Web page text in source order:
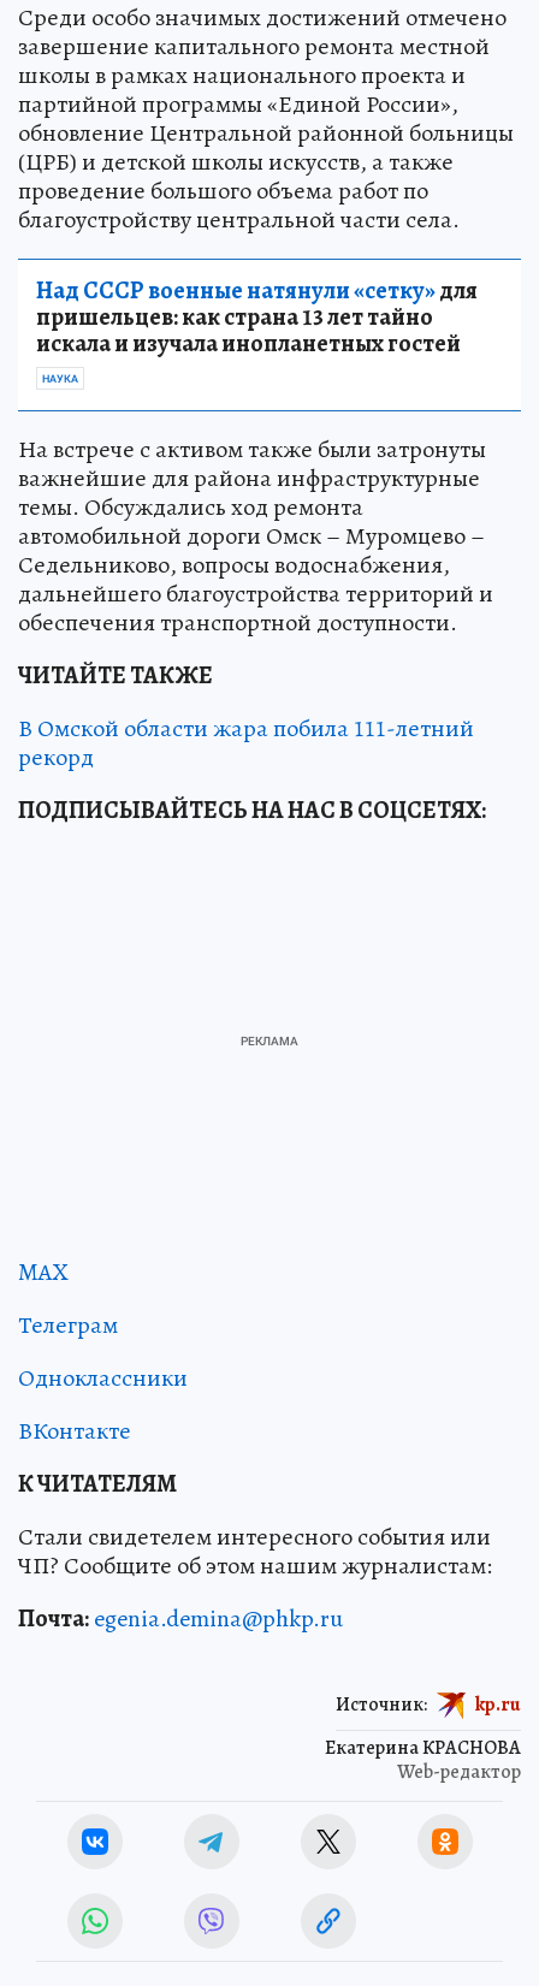
Среди особо значимых достижений отмечено
завершение капитального ремонта местной
школы в рамках национального проекта и
партийной программы «Единой России»,
обновление Центральной районной больницы
(ЦРБ) и детской школы искусств, а также
проведение большого объема работ по
благоустройству центральной части села.
Над СССР военные натянули «сетку»для
пришельцев: как страна 13 лет тайно
искала и изучала инопланетных гостей
НАУКА
На встрече с активом также были затронуты
важнейшие для района инфраструктурные
темы. Обсуждались ход ремонта
автомобильной дороги Омск – Муромцево –
Седельниково, вопросы водоснабжения,
дальнейшего благоустройства территорий и
обеспечения транспортной доступности.
ЧИТАЙТЕ ТАКЖЕ
В Омской области жара побила 111-летний
рекорд
ПОДПИСЫВАЙТЕСЬ НА НАС В СОЦСЕТЯХ:
MAX
Телеграм
Одноклассники
ВКонтакте
К ЧИТАТЕЛЯМ
Стали свидетелем интересного события или
ЧП? Сообщите об этом нашим журналистам:
Почта:egenia.demina@phkp.ru
Екатерина КРАСНОВА
Web-редактор
Источник: kp.ru